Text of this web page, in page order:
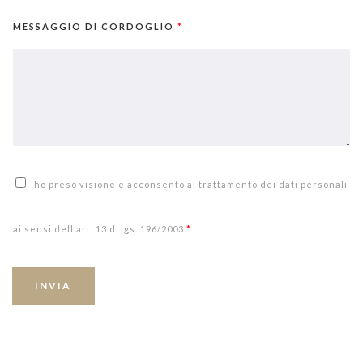
MESSAGGIO DI CORDOGLIO *
ho preso visione e acconsento al trattamento dei dati personali
ai sensi dell’art. 13 d. lgs. 196/2003 *
INVIA